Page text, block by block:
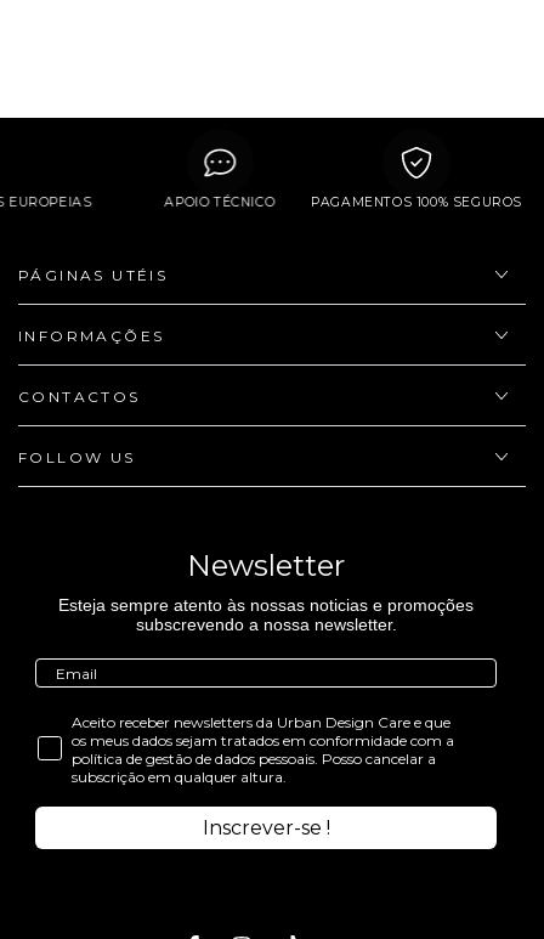
EUROPEIAS APOIO TÉCNICO PAGAMENTOS 100% SEGUROS
PÁGINAS UTÉIS
INFORMAÇÕES
CONTACTOS
FOLLOW US
Newsletter
Esteja sempre atento às nossas noticias e promoções
subscrevendo a nossa newsletter.
Aceito receber newsletters da Urban Design Care e que
os meus dados sejam tratados em conformidade com a
política de gestão de dados pessoais. Posso cancelar a
subscrição em qualquer altura.
Inscrever-se !